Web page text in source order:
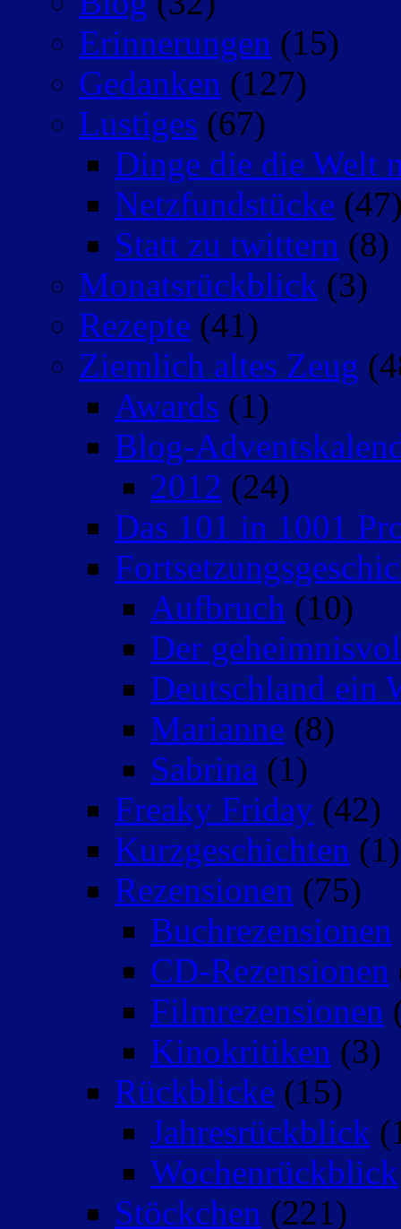
Erinnerungen (15)
Gedanken (127)
Lustiges (67)
Dinge die die Welt
Netzfundstücke
Statt zu twittern (8)
Monatsrückblick (3)
Rezepte (41)
Ziemlich altes Zeug
Awards (1)
Blog-
2012 (24)
Das 101 in 1001
Aufbruch (10)
Der
Deutschland ein
Marianne (8)
Sabrina (1)
Freaky Friday (42)
Kurzgeschichten (1)
Rezensionen (75)
Buchrezensionen
CD-Rezensionen
Filmrezensionen
Kinokritiken (3)
Rückblicke (15)
Jahresrückblick
Wochenrückblick
Stöckchen (221)